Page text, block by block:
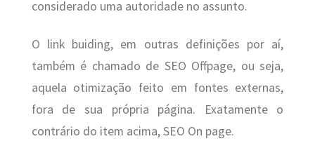
considerado uma autoridade no assunto.
O link buiding, em outras definições por aí,
também é chamado de SEO Offpage, ou seja,
aquela otimização feito em fontes externas,
fora de sua própria página. Exatamente o
contrário do item acima, SEO On page.